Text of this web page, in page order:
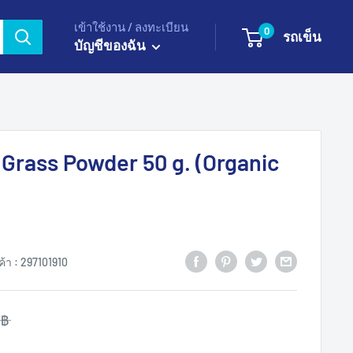
เข้าใช้งาน / ลงทะเบียน
บัญชีของฉัน
0 รถเข็น
Powder 50 g. (Organic
า : 297101910